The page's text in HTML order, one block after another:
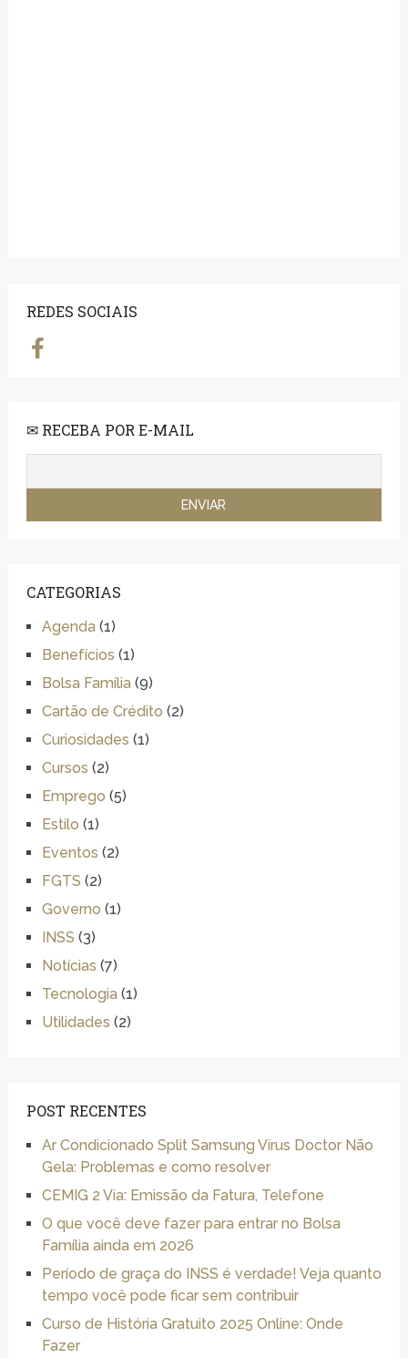
REDES SOCIAIS
✉ RECEBA POR E-MAIL
CATEGORIAS
Agenda(1)
Benefícios (1)
Bolsa Família(9)
Cartão de Crédito (2)
Curiosidades (1)
Cursos (2)
Emprego (5)
Estilo (1)
Eventos (2)
FGTS (2)
Governo (1)
INSS (3)
Notícias (7)
Tecnologia(1)
Utilidades (2)
POST RECENTES
Ar Condicionado Split Samsung Vírus Doctor Não
Gela: Problemas e como resolver
CEMIG 2 Via: Emissão da Fatura, Telefone
O que você deve fazer para entrar no Bolsa
Família ainda em 2026
Período de graça do INSS é verdade! Veja quanto
tempo você pode ficar sem contribuir
Curso de História Gratuito 2025 Online: Onde
Fazer